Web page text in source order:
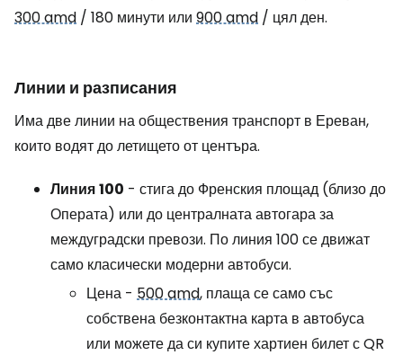
300 amd / 180 минути или 900 amd / цял ден.
Линии и разписания
Има две линии на обществения транспорт в Ереван,
които водят до летището от центъра.
Линия100 - стига до Френския площад (близо до
Операта) или до централната автогара за
междуградски превози. По линия 100 се движат
само класически модерни автобуси.
Цена - 500 amd, плаща се само със
собствена безконтактна карта в автобуса
или можете да си купите хартиен билет с QR